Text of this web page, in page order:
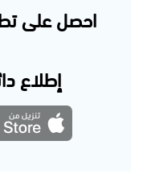
احصل على
إطلاع